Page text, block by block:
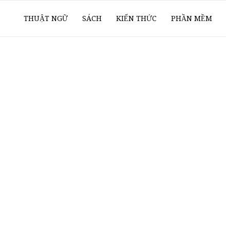
THUẬT NGỮ SÁCH KIẾN THỨC PHẦN MỀM